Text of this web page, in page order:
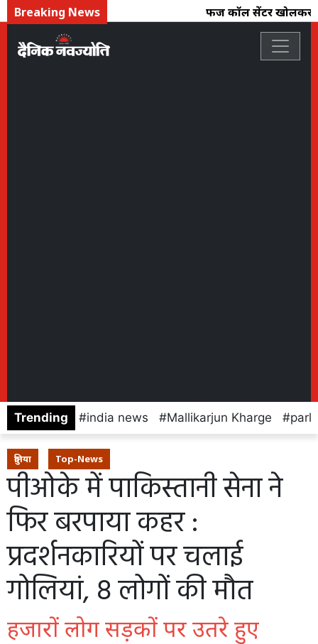
Breaking News फर्जी कॉल सेंटर खोलकर
Trending india news Mallikarjun Kharge
दुनिया Top-News
पीओके में पाकिस्तानी सेना ने
फिर बरपाया कहर :
प्रदर्शनकारियों पर चलाई
गोलियां, 8 लोगों की मौत
हजारों लोग सड़कों पर उतरे हुए